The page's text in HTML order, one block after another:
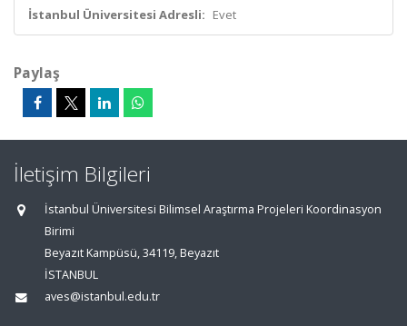
İstanbul Üniversitesi Adresli: Evet
Paylaş
İletişim Bilgileri
İstanbul Üniversitesi Bilimsel Araştırma Projeleri Koordinasyon
Birimi
Beyazıt Kampüsü, 34119, Beyazıt
İSTANBUL
aves@istanbul.edu.tr